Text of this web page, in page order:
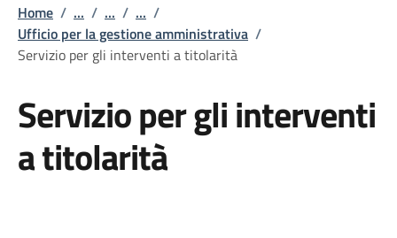
Home / ... / ... / ... /
Ufficio per la gestione amministrativa /
Servizio per gli interventi a titolarità
Servizio per gli interventi
a titolarità